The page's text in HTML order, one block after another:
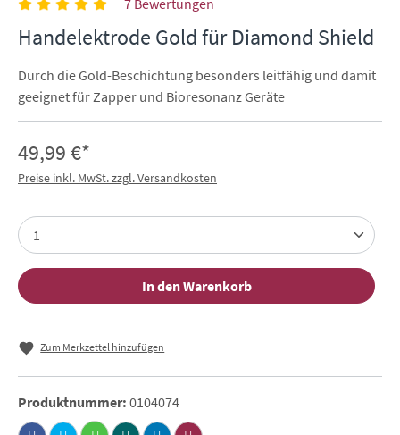
7 Bewertungen
Handelektrode Gold für Diamond Shield
Durch die Gold-Beschichtung besonders leitfähig und damit
geeignet für Zapper und Bioresonanz Geräte
49,99 €*
Preise inkl. MwSt. zzgl. Versandkosten
In den Warenkorb
Zum Merkzettel hinzufügen
Produktnummer: 0104074